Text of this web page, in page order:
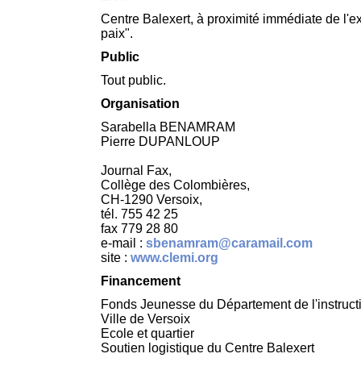
Centre Balexert, à proximité immédiate de
paix".
Public
Tout public.
Organisation
Sarabella BENAMRAM
Pierre DUPANLOUP
Journal Fax,
Collège des Colombières,
CH-1290 Versoix,
tél. 755 42 25
fax 779 28 80
e-mail : sbenamram@caramail.com
site : www.clemi.org
Financement
Fonds Jeunesse du Département de
Ville de Versoix
Ecole et quartier
Soutien logistique du Centre Balexert